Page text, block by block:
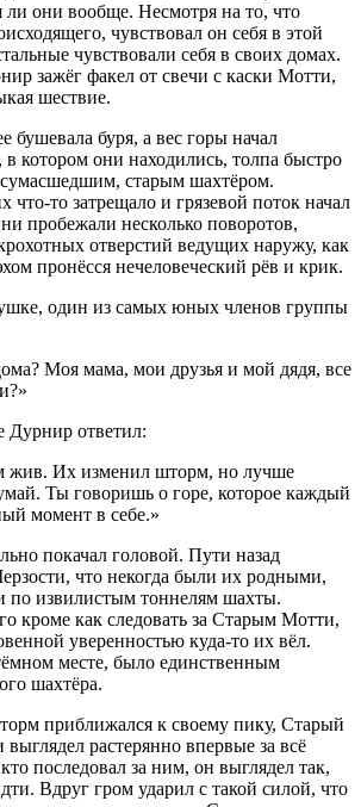
ли они вообще. Несмотря на то, что
чувствовал он себя в этой
чувствовали себя в своих домах.
зажёг факел от свечи с каски Мотти,
шествие.
бушевала буря, а вес горы начал
в котором они находились, толпа быстро
сумасшедшим, старым шахтёром.
что-то затрещало и грязевой поток начал
пробежали несколько поворотов,
отверстий ведущих наружу, как
пронёсся нечеловеческий рёв и крик.
один из самых юных членов группы
Моя мама, мои друзья и мой дядя, все
Дурнир ответил:
жив. Их изменил шторм, но лучше
Ты говоришь о горе, которое каждый
момент в себе.»
покачал головой. Пути назад
что некогда были их родными,
по извилистым тоннелям шахты.
кроме как следовать за Старым Мотти,
уверенностью куда-то их вёл.
месте, было единственным
шахтёра.
приближался к своему пику, Старый
растерянно впервые за всё
последовал за ним, он выглядел так,
Вдруг гром ударил с такой силой, что